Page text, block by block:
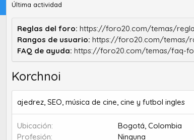
Última actividad
Reglas del foro: https://foro20.com/temas/
Rangos de usuario: https://foro20.com/temas/
FAQ de ayuda: https://foro20.com/temas/faq-
Korchnoi
ajedrez, SEO, música de cine, cine y futbol ingles
Ubicación
Bogotá, Colombia
Profesión
Ninguna